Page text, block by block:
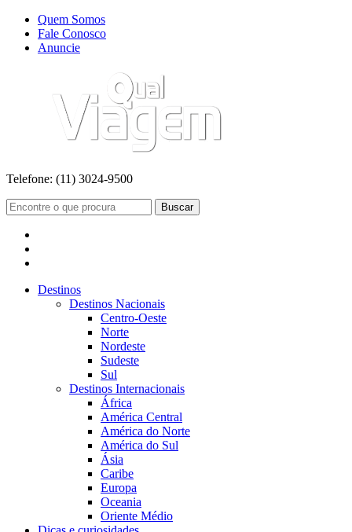
Quem Somos
Fale Conosco
Anuncie
Telefone: (11) 3024-9500
Buscar
Destinos
Destinos Nacionais
Centro-Oeste
Norte
Nordeste
Sudeste
Sul
Destinos Internacionais
África
América Central
América do Norte
América do Sul
Ásia
Caribe
Europa
Oceania
Oriente Médio